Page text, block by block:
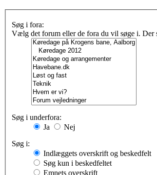
Søg i fora:
Vælg det forum eller de fora du vil søge i. Der
Søg i underfora:
Ja
Nej
Søg i:
Indlæggets overskrift og beskedfelt
Søg kun i beskedfeltet
Emnets overskrift